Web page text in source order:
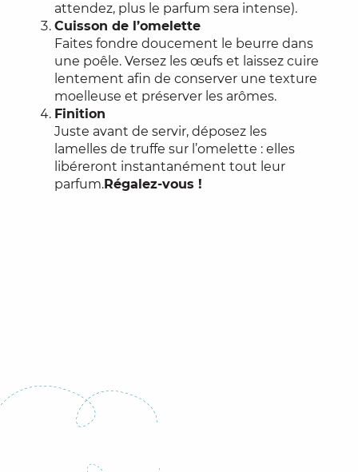
attendez, plus le parfum sera intense).
Cuisson de l’omelette
Faites fondre doucement le beurre dans
une poêle. Versez les œufs et laissez cuire
lentement afin de conserver une texture
moelleuse et préserver les arômes.
Finition
Juste avant de servir, déposez les
lamelles de truffe sur l’omelette : elles
libéreront instantanément tout leur
parfum.Régalez-vous !